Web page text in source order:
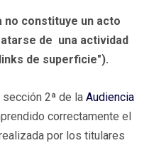
no constituye un acto
de una actividad
de superficie").
sección 2ª de la Audiencia
correctamente el
por los titulares